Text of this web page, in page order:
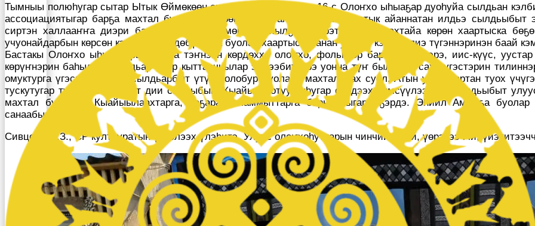
Тымныы полюһугар сытар Ытык Өймөкөөн сиригэр ыытыллыбыт 16-с Олоҥхо ыһыаҕар дуоһуйа сылдьан
ассоциациятыгар барҕа махтал буоллун. Көрөн-истэн, аһатан, сымнаҕастык айаннатан илдьэ сылдьыбыт
сиртэн халлааҥҥа диэри барҕа махтал. Өймөкөөн айылҕата кэрэтин сөҕө-махтайа көрөн хаартыска
учуонайдарбын көрсөн кэпсэтэн, өйдөбүнньүк буолар хаартыскаланан уо.д.а. кэрэ бэлиэ түгэннэринэн баай
Бастакы Олоҥхо ыһыахтарын кытта тэҥнээн көрдөххө олоҥхо, фольклор бары көрүҥнэрэ, иис-күүс,
көрүҥнэрин баһылыы сылдьар эдэр кыттааччылар элбээбиттэрэ уонна түҥ былыргы саха үгэстэрин
омуктурга үгэспитин тута сылдьарбыт үтүө холобур буолара махталлаах суол. Атын улуустартан туох
тускутугар туһаныахтааххыт дии саныыбын. Кыайыы-хотуу туһугар сүрдээх түмсүүлээхтик сылдьыбыт
махтал буоллун. Кыайыылаахтарга, наҕараадаламмыттарга барыгытыгар эҕэрдэ. Эһиил Аммаҕа буолар
санаабын этэбин.
Сивцева М.З., СР култууратын үтүөлээх үлэһитэ, Улуус олоҥхоһуттарын чинчийээччи, үөрэтээччи,